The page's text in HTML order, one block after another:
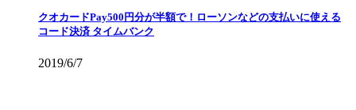
クオカードPay500円分が半額で！ローソンなどの支払いに使える
コード決済 タイムバンク
2019/6/7